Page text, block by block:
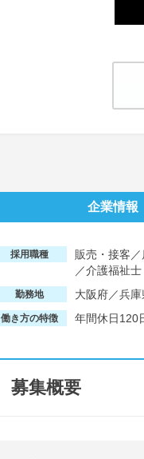
企業情報
採用職種
販売・接客
／介護福祉士
勤務地 大阪府／兵
働き方の特徴 年間休日120
募集概要